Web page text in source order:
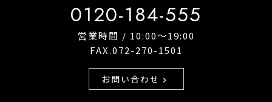
0120-184-555
営業時間 / 10:00〜19:00
FAX.072-270-1501
お問い合わせ chevron_right